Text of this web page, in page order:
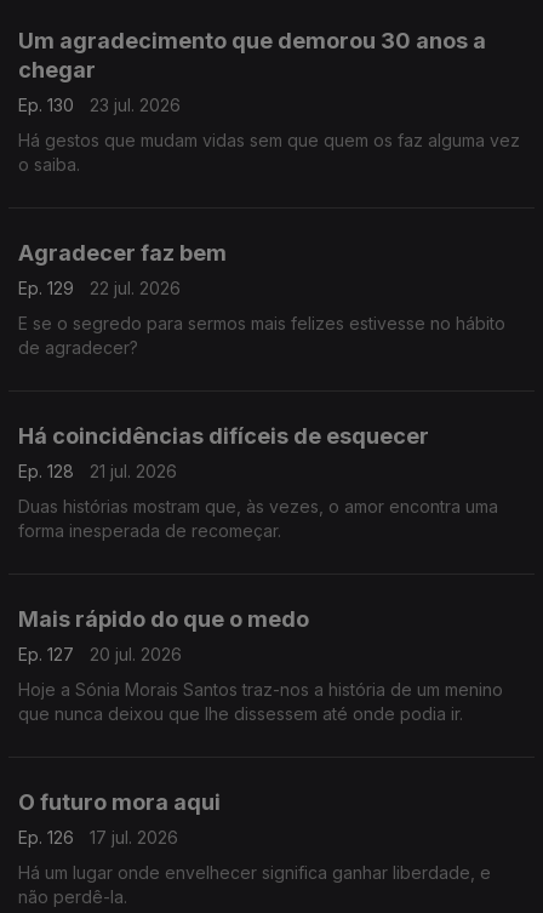
Um agradecimento que demorou 30 anos a
chegar
Ep. 130
23 jul. 2026
Há gestos que mudam vidas sem que quem os faz alguma vez
o saiba.
Agradecer faz bem
Ep. 129
22 jul. 2026
E se o segredo para sermos mais felizes estivesse no hábito
de agradecer?
Há coincidências difíceis de esquecer
Ep. 128
21 jul. 2026
Duas histórias mostram que, às vezes, o amor encontra uma
forma inesperada de recomeçar.
Mais rápido do que o medo
Ep. 127
20 jul. 2026
Hoje a Sónia Morais Santos traz-nos a história de um menino
que nunca deixou que lhe dissessem até onde podia ir.
O futuro mora aqui
Ep. 126
17 jul. 2026
Há um lugar onde envelhecer significa ganhar liberdade, e
não perdê-la.